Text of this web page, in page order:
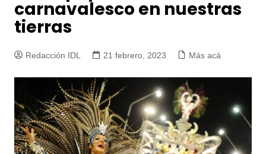
carnavalesco en nuestras
tierras
Redacción IDL 21 febrero, 2023 Más acá